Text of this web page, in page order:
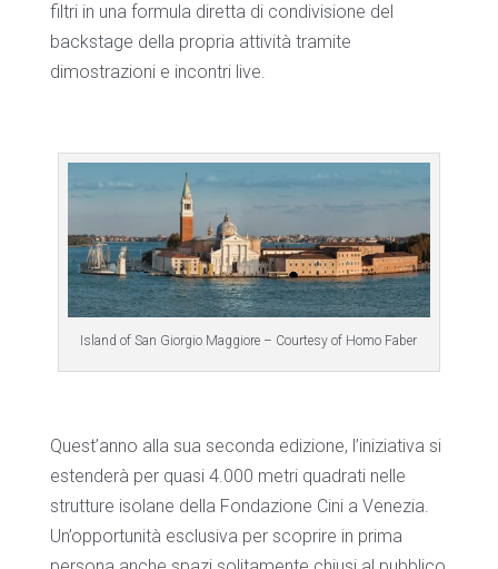
filtri in una formula diretta di condivisione del
backstage della propria attività tramite
dimostrazioni e incontri live.
Island of San Giorgio Maggiore – Courtesy of Homo Faber
Quest’anno alla sua seconda edizione, l’iniziativa si
estenderà per quasi 4.000 metri quadrati nelle
strutture isolane della Fondazione Cini a Venezia.
Un’opportunità esclusiva per scoprire in prima